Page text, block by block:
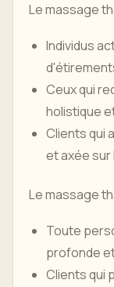
Le massage
Individus
Ceux qui
holistique
Clients qui
et axée
Le massage
Toute
profonde
Clients qui